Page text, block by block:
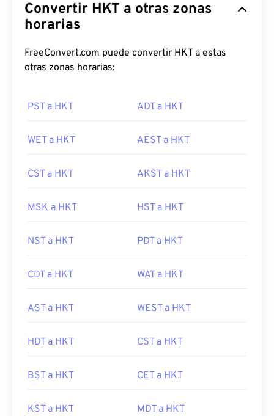
Convertir HKT a otras zonas
horarias
FreeConvert.com puede convertir HKT a estas
otras zonas horarias:
PST a HKT ADT a HKT
WET a HKT AEST a HKT
CST a HKT AKST a HKT
MSK a HKT HST a HKT
NST a HKT PDT a HKT
CDT a HKT WAT a HKT
AST a HKT WEST a HKT
HDT a HKT CST a HKT
BST a HKT CET a HKT
KST a HKT MDT a HKT